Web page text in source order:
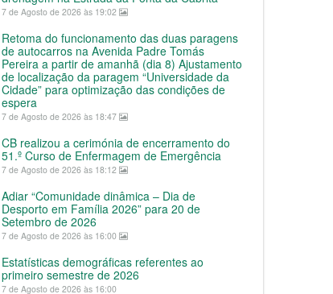
7 de Agosto de 2026 às 19:02
Retoma do funcionamento das duas paragens
de autocarros na Avenida Padre Tomás
Pereira a partir de amanhã (dia 8) Ajustamento
de localização da paragem “Universidade da
Cidade” para optimização das condições de
espera
7 de Agosto de 2026 às 18:47
CB realizou a cerimónia de encerramento do
51.º Curso de Enfermagem de Emergência
7 de Agosto de 2026 às 18:12
Adiar “Comunidade dinâmica – Dia de
Desporto em Família 2026” para 20 de
Setembro de 2026
7 de Agosto de 2026 às 16:00
Estatísticas demográficas referentes ao
primeiro semestre de 2026
7 de Agosto de 2026 às 16:00